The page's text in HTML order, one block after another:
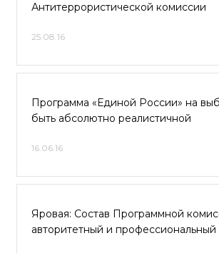
Антитеррористической комиссии
25.08.16
Программа «Единой России» на
быть абсолютно реалистичной
16.06.16
Яровая: Состав Программной
авторитетный и профессиональный